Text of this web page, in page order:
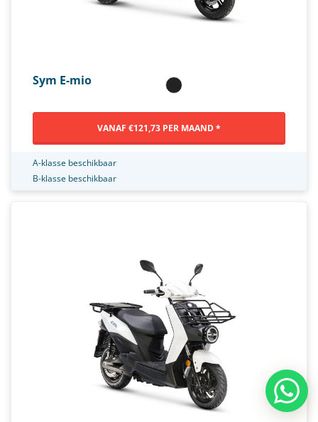
Sym E-mio
VANAF €121,73 PER MAAND *
A-klasse beschikbaar
B-klasse beschikbaar